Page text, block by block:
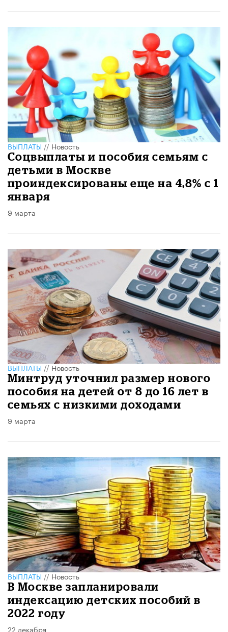
ВЫПЛАТЫ//Новость
Соцвыплаты и пособия семьям с
детьми в Москве
проиндексированы еще на 4,8% с 1
января
9 марта
ВЫПЛАТЫ//Новость
Минтруд уточнил размер нового
пособия на детей от 8 до 16 лет в
семьях с низкими доходами
9 марта
ВЫПЛАТЫ//Новость
В Москве запланировали
индексацию детских пособий в
2022 году
22 декабря